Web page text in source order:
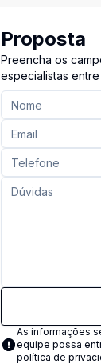
Proposta
Preencha os
especialistas
As informações
equipe possa
política de